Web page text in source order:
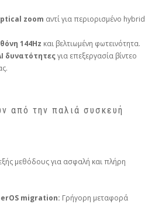
zoom αντί για περιορισμένο hybrid
144Hz και βελτιωμένη φωτεινότητα.
δυνατότητεςγια επεξεργασία βίντεο
από την παλιά συσκευή
μεθόδους για ασφαλή και πλήρη
migration: Γρήγορη μεταφορά